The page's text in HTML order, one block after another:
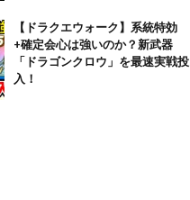
【ドラクエウォーク】系統特効
+確定会心は強いのか？新武器
「ドラゴンクロウ」を最速実戦投
入！